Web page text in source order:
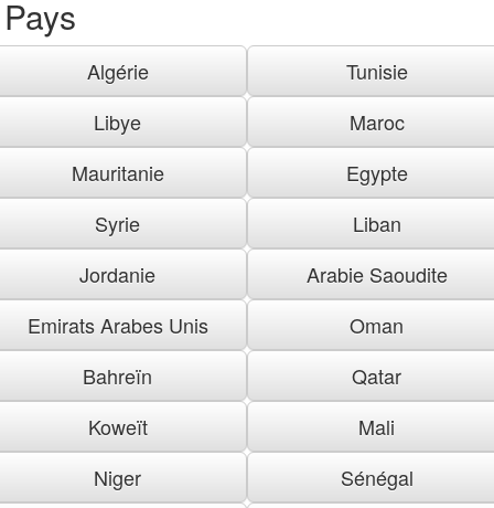
Pays
Algérie
Tunisie
Libye
Maroc
Mauritanie
Egypte
Syrie
Liban
Jordanie
Arabie Saoudite
Emirats Arabes Unis
Oman
Bahreïn
Qatar
Koweït
Mali
Niger
Sénégal